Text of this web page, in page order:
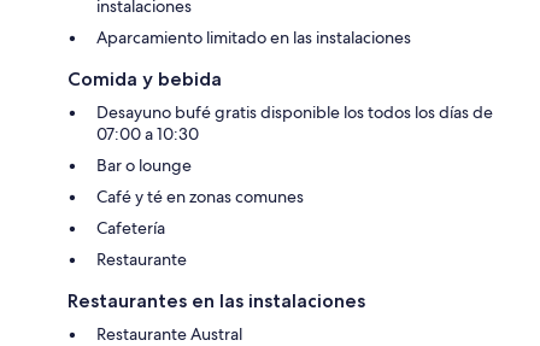
instalaciones
Aparcamiento limitado en las instalaciones
Comida y bebida
Desayuno bufé gratis disponible los todos los días de
07:00 a 10:30
Bar o lounge
Café y té en zonas comunes
Cafetería
Restaurante
Restaurantes en las instalaciones
Restaurante Austral